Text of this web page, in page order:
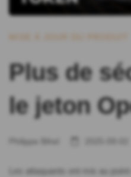
Plus de
le jeton
Les attaquants ont mis au